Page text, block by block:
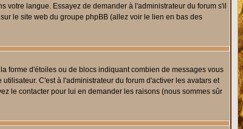
langue. Essayez de demander à l'administrateur du forum s'il
le site web du groupe phpBB (allez voir le lien en bas des
forme d'étoiles ou de blocs indiquant combien de messages vous
C'est à l'administrateur du forum d'activer les avatars et
le contacter pour lui en demander les raisons (nous sommes sûr